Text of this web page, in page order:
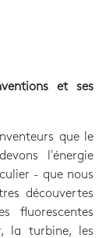
et ses
que le
l'énergie
- que nous
découvertes
fluorescentes
la turbine, les